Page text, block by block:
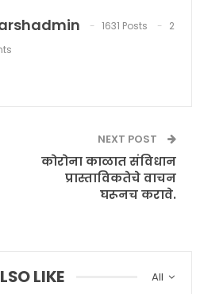
1631 Posts
2
NEXT POST
कोरोना काळात संविधान
प्रास्ताविकतेचे वाचन
घरूनच करावे.
All
LIKE